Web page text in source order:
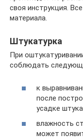
своя инструкция.
материала.
Штукатурка
При
соблюдать
к
после
усадке
влажность
может